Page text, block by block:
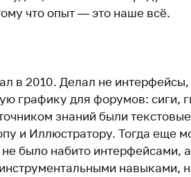
что опыт — это наше всё.
в 2010. Делал не
графику для форумов: сиги,
знаний были
и Иллюстратору. Тогда еще
было набито интерфейсами,
навыками,